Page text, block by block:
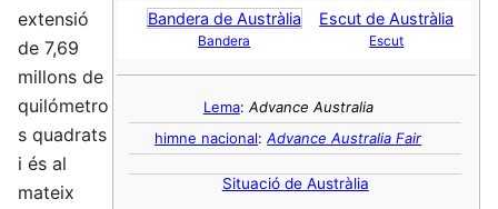
Bandera de Austràlia Escut de Austràlia
Bandera Escut
Lema: Advance Australia
himne nacional:Advance Australia Fair
Situació de Austràlia
extensió
de 7,69
millons de
quilómetro
s quadrats
i és al
mateix